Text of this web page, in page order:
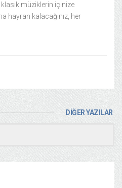
müziklerin içinize
hayran kalacağınız, her
DİĞER YAZILAR